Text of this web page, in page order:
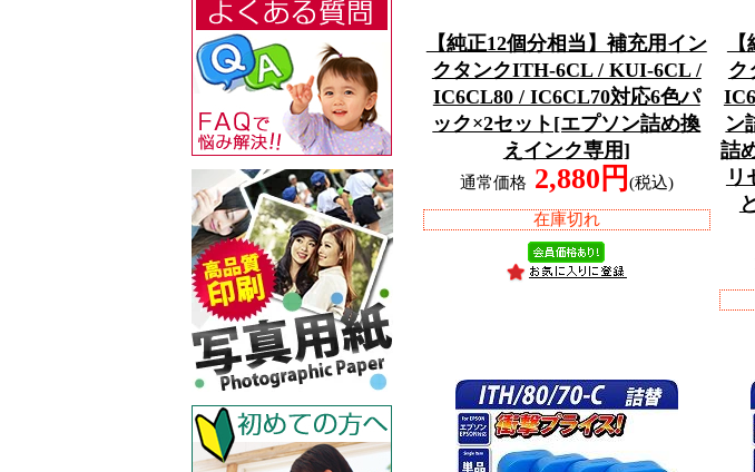
【純正12個分相当】補充用イン
クタンクITH-6CL / KUI-6CL /
IC6CL80 / IC6CL70対応6色パ
ック×2セット[エプソン詰め換
えインク専用]
通常価格 2,880円(税込)
在庫切れ
ク
ン
詰
リ